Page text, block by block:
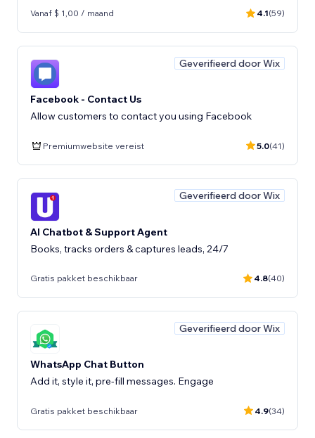
Vanaf $ 1,00 / maand 4.1(59)
Geverifieerd door Wix
Facebook - Contact Us
Allow customers to contact you using Facebook
Premiumwebsite vereist 5.0(41)
Geverifieerd door Wix
AI Chatbot & Support Agent
Books, tracks orders & captures leads, 24/7
Gratis pakket beschikbaar 4.8(40)
Geverifieerd door Wix
WhatsApp Chat Button
Add it, style it, pre-fill messages. Engage
Gratis pakket beschikbaar 4.9(34)